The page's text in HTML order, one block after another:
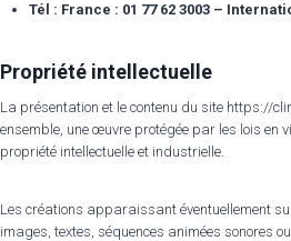
Tél : France : 01 77 62 3003 –
Propriété intellectuelle
La présentation et le contenu du site https://
ensemble, une œuvre protégée par les lois en
propriété intellectuelle et industrielle.
Les créations apparaissant éventuellement
images, textes, séquences animées sonores